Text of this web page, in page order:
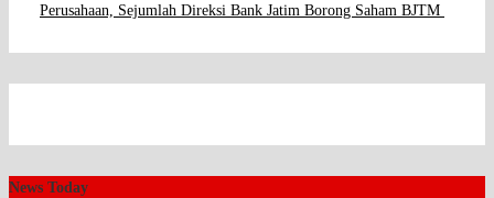
Perusahaan, Sejumlah Direksi Bank Jatim Borong Saham BJTM
News Today